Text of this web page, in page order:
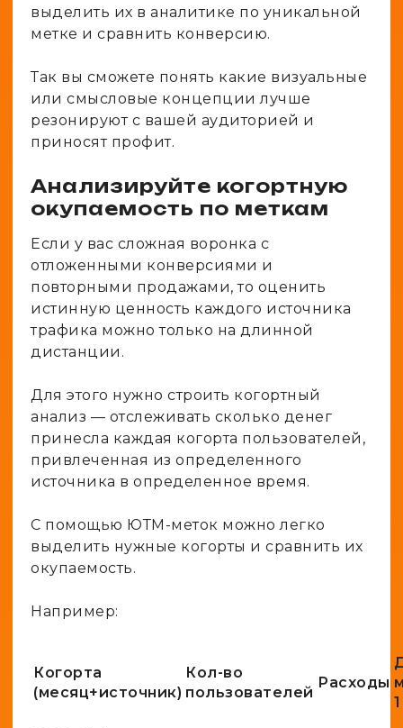
выделить их в аналитике по уникальной
метке и сравнить конверсию.
Так вы сможете понять какие визуальные
или смысловые концепции лучше
резонируют с вашей аудиторией и
приносят профит.
Анализируйте когортную
окупаемость по меткам
Если у вас сложная воронка с
отложенными конверсиями и
повторными продажами, то оценить
истинную ценность каждого источника
трафика можно только на длинной
дистанции.
Для этого нужно строить когортный
анализ — отслеживать сколько денег
принесла каждая когорта пользователей,
привлеченная из определенного
источника в определенное время.
С помощью ЮТМ-меток можно легко
выделить нужные когорты и сравнить их
окупаемость.
Например:
Когорта
(месяц+источник)
Кол-во
пользователей
Расходы
1